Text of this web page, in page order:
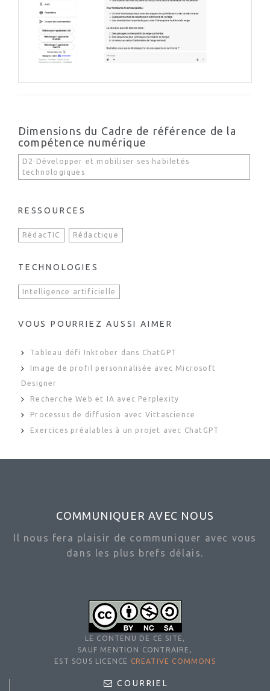
Dimensions du Cadre de référence de la
compétence numérique
D2·Développer et mobiliser ses habiletés
technologiques
RESSOURCES
RédacTIC Rédactique
TECHNOLOGIES
Intelligence artificielle
VOUS POURRIEZ AUSSI AIMER
Tableau défi Inktober dans ChatGPT
Image de profil personnalisée avec Microsoft
Designer
Recherche Web et IA avec Perplexity
Processus de diffusion avec Vittascience
Exercices préalables à un projet avec ChatGPT
COMMUNIQUER AVEC NOUS
Il nous fera plaisir de communiquer avec vous
dans les plus brefs délais.
LE CONTENU DE CE SITE,
SAUF MENTION CONTRAIRE,
EST SOUS LICENCE
CREATIVE COMMONS
COURRIEL